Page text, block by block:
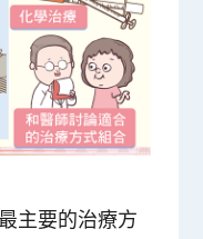
主要的治療方